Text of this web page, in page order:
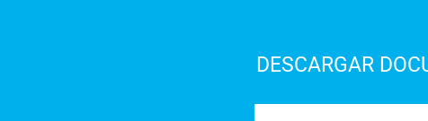
DESCARGAR